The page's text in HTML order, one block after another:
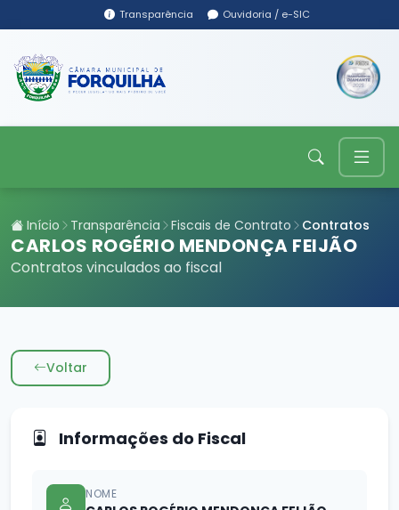
Transparência Ouvidoria / e-SIC
Início Transparência Fiscais de Contrato Contratos
CARLOS ROGÉRIO MENDONÇA FEIJÃO
Contratos vinculados ao fiscal
Voltar
Informações do Fiscal
NOME